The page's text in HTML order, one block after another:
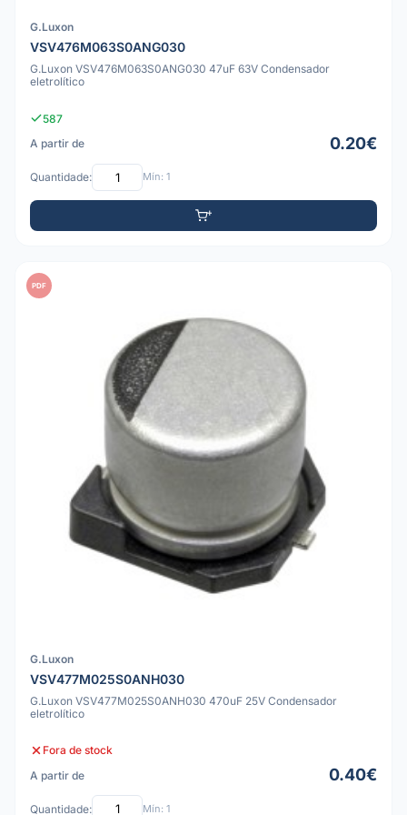
G.Luxon
VSV476M063S0ANG030
G.Luxon VSV476M063S0ANG030 47uF 63V Condensador
eletrolítico
587
A partir de
0.20€
Quantidade: Mín: 1
PDF
G.Luxon
VSV477M025S0ANH030
G.Luxon VSV477M025S0ANH030 470uF 25V Condensador
eletrolítico
Fora de stock
A partir de
0.40€
Quantidade: Mín: 1